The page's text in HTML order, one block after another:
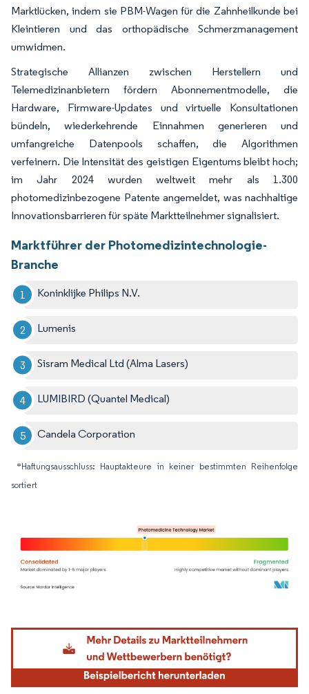
Marktlücken, indem sie PBM-Wagen für die Zahnheilkunde bei
Kleintieren und das orthopädische Schmerzmanagement
umwidmen.
Strategische Allianzen zwischen Herstellern und
Telemedizinanbietern fördern Abonnementmodelle, die
Hardware, Firmware-Updates und virtuelle Konsultationen
bündeln, wiederkehrende Einnahmen generieren und
umfangreiche Datenpools schaffen, die Algorithmen
verfeinern. Die Intensität des geistigen Eigentums bleibt hoch;
im Jahr 2024 wurden weltweit mehr als 1.300
photomedizinbezogene Patente angemeldet, was nachhaltige
Innovationsbarrieren für späte Marktteilnehmer signalisiert.
Marktführer der Photomedizintechnologie-
Branche
Koninklijke Philips N.V.
Lumenis
Sisram Medical Ltd (Alma Lasers)
LUMIBIRD (Quantel Medical)
Candela Corporation
*Haftungsausschluss: Hauptakteure in keiner bestimmten Reihenfolge
sortiert
Bild © Mordor Intelligence. Wiederverwendung erfordert Namensnennung gemäß